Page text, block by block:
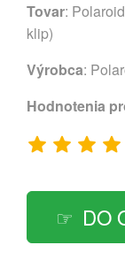
Tovar:
klip)
Výrobca:
Hodnotenia
DO